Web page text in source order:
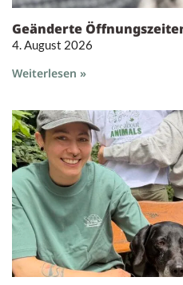
Geänderte
4. August 2026
Weiterlesen »